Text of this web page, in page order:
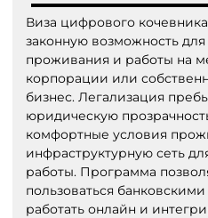
Виза цифрового
законную возможность
проживания и работы на
корпорации или
бизнес. Легализация
юридическую
комфортные условия
инфраструктурную сеть
работы. Программа
пользоваться
работать онлайн и